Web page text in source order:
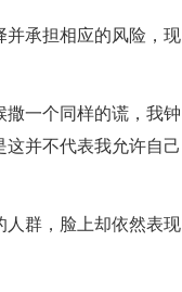
并承担相应的风险，现
撒一个同样的谎，我钟
并不代表我允许自己
人群，脸上却依然表现